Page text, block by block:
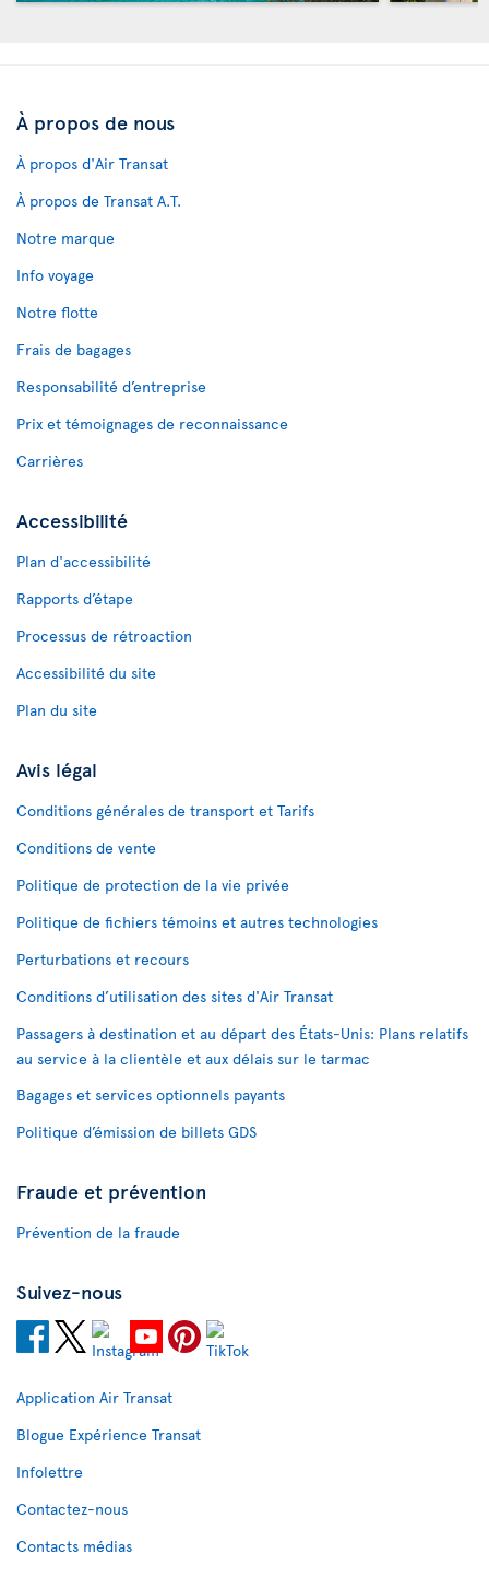
À propos de nous
À propos d'Air Transat
À propos de Transat A.T.
Notre marque
Info voyage
Notre flotte
Frais de bagages
Responsabilité d’entreprise
Prix et témoignages de reconnaissance
Carrières
Accessibilité
Plan d'accessibilité
Rapports d’étape
Processus de rétroaction
Accessibilité du site
Plan du site
Avis légal
Conditions générales de transport et Tarifs
Conditions de vente
Politique de protection de la vie privée
Politique de fichiers témoins et autres technologies
Perturbations et recours
Conditions d’utilisation des sites d'Air Transat
Passagers à destination et au départ des États-Unis: Plans relatifs
au service à la clientèle et aux délais sur le tarmac
Bagages et services optionnels payants
Politique d’émission de billets GDS
Fraude et prévention
Prévention de la fraude
Suivez-nous
Application Air Transat
Blogue Expérience Transat
Infolettre
Contactez-nous
Contacts médias